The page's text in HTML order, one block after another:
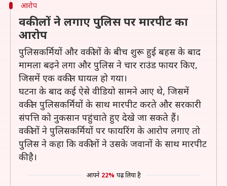
आरोप
वकीलों ने लगाए पुलिस पर मारपीट का
आरोप
पुलिसकर्मियों और वकीलों के बीच शुरू हुई बहस के बाद
मामला बढ़ने लगा और पुलिस ने चार राउंड फायर किए,
जिसमें एक वकील घायल हो गया।
घटना के बाद कई ऐसे वीडियो सामने आए थे, जिसमें
वकील पुलिसकर्मियों के साथ मारपीट करते और सरकारी
संपत्ति को नुकसान पहुंचाते हुए देखे जा सकते हैं।
वकीलों ने पुलिसकर्मियों पर फायरिंग के आरोप लगाए तो
पुलिस ने कहा कि वकीलों ने उसके जवानों के साथ मारपीट
की है।
आपने 22% पढ़ लिया है